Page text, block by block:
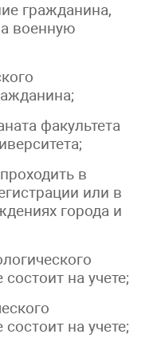
гражданина,
военную
факультета
в
или в
города и
на учете;
на учете;